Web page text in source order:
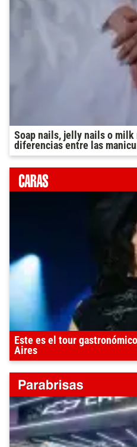
Soap nails, jelly nails o
diferencias entre las
Este es el tour
Aires